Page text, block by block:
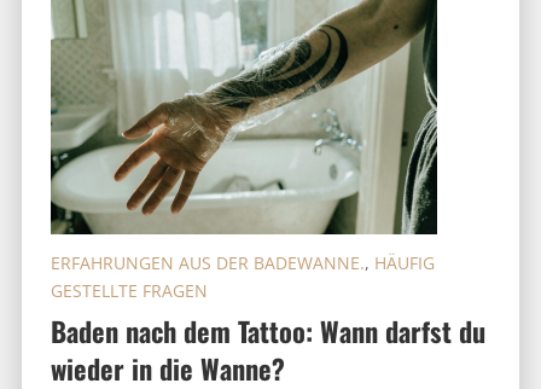
Baden nach dem Tattoo: Wann darfst du
wieder in die Wanne?
ERFAHRUNGEN AUS DER BADEWANNE., HÄUFIG
GESTELLTE FRAGEN